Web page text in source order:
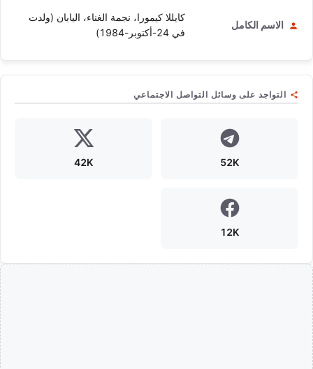
الاسم الكامل
كايللا كيمورا، نجمة الغناء، اليابان (ولدت
في 24-أكتوبر-1984)
التواجد على وسائل التواصل الاجتماعي
52K
42K
12K